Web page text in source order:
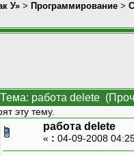
У» > Программирование >
Тема: работа delete
эту тему.
работа delete
« : 04-09-2008